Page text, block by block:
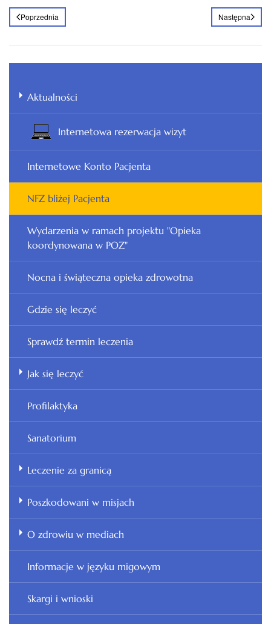
Poprzednia Następna
Aktualności
Internetowa rezerwacja wizyt
Internetowe Konto Pacjenta
NFZ bliżej Pacjenta
Wydarzenia w ramach projektu "Opieka
koordynowana w POZ"
Nocna i świąteczna opieka zdrowotna
Gdzie się leczyć
Sprawdź termin leczenia
Jak się leczyć
Profilaktyka
Sanatorium
Leczenie za granicą
Poszkodowani w misjach
O zdrowiu w mediach
Informacje w języku migowym
Skargi i wnioski